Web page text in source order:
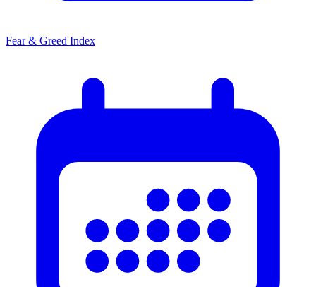
Fear & Greed Index